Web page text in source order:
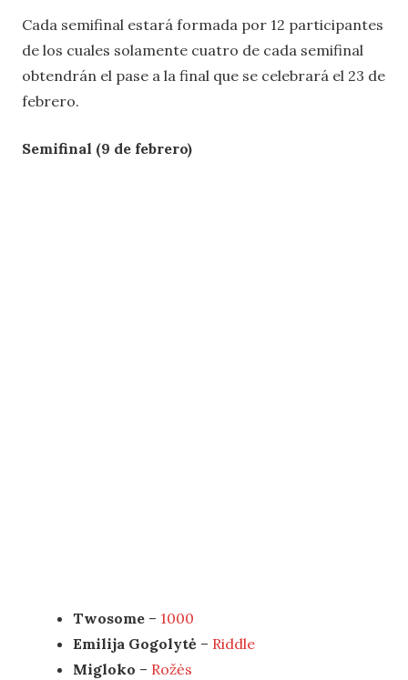
Cada semifinal estará formada por 12 participantes
de los cuales solamente cuatro de cada semifinal
obtendrán el pase a la final que se celebrará el 23 de
febrero.
Semifinal (9 de febrero)
Twosome – 1000
Emilija Gogolytė – Riddle
Migloko – Rožės